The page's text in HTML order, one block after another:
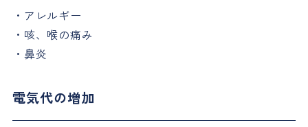
・アレルギー
・咳、喉の痛み
・鼻炎
電気代の増加